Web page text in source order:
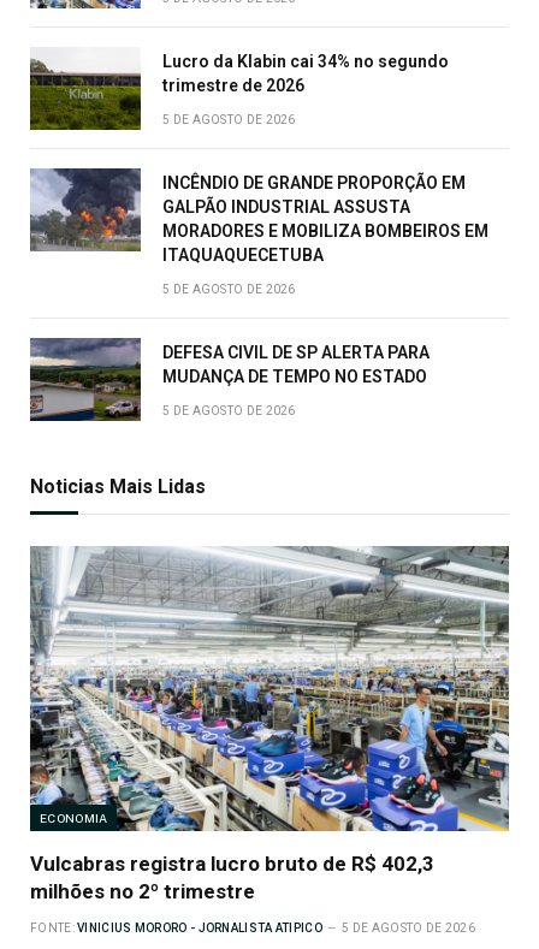
Lucro da Klabin cai 34% no segundo
trimestre de 2026
5 DE AGOSTO DE 2026
INCÊNDIO DE GRANDE PROPORÇÃO EM
GALPÃO INDUSTRIAL ASSUSTA
MORADORES E MOBILIZA BOMBEIROS EM
ITAQUAQUECETUBA
5 DE AGOSTO DE 2026
DEFESA CIVIL DE SP ALERTA PARA
MUDANÇA DE TEMPO NO ESTADO
5 DE AGOSTO DE 2026
Noticias Mais Lidas
ECONOMIA
Vulcabras registra lucro bruto de R$ 402,3
milhões no 2º trimestre
FONTE: VINICIUS MORORO - JORNALISTA ATIPICO 5 DE AGOSTO DE 2026